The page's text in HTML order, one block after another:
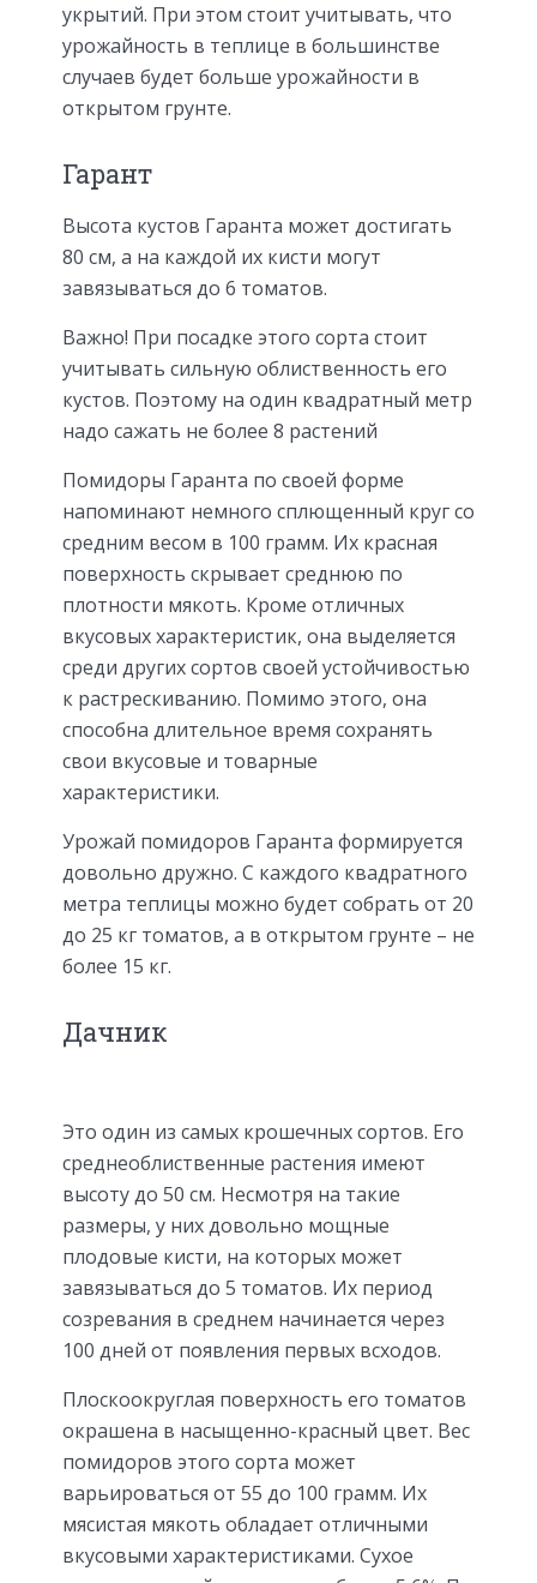
укрытий. При этом стоит учитывать, что
урожайность в теплице в большинстве
случаев будет больше урожайности в
открытом грунте.
Гарант
Высота кустов Гаранта может достигать
80 см, а на каждой их кисти могут
завязываться до 6 томатов.
Важно! При посадке этого сорта стоит
учитывать сильную облиственность его
кустов. Поэтому на один квадратный метр
надо сажать не более 8 растений
Помидоры Гаранта по своей форме
напоминают немного сплющенный круг со
средним весом в 100 грамм. Их красная
поверхность скрывает среднюю по
плотности мякоть. Кроме отличных
вкусовых характеристик, она выделяется
среди других сортов своей устойчивостью
к растрескиванию. Помимо этого, она
способна длительное время сохранять
свои вкусовые и товарные
характеристики.
Урожай помидоров Гаранта формируется
довольно дружно. С каждого квадратного
метра теплицы можно будет собрать от 20
до 25 кг томатов, а в открытом грунте – не
более 15 кг.
Дачник
Это один из самых крошечных сортов. Его
среднеоблиственные растения имеют
высоту до 50 см. Несмотря на такие
размеры, у них довольно мощные
плодовые кисти, на которых может
завязываться до 5 томатов. Их период
созревания в среднем начинается через
100 дней от появления первых всходов.
Плоскоокруглая поверхность его томатов
окрашена в насыщенно-красный цвет. Вес
помидоров этого сорта может
варьироваться от 55 до 100 грамм. Их
мясистая мякоть обладает отличными
вкусовыми характеристиками. Сухое